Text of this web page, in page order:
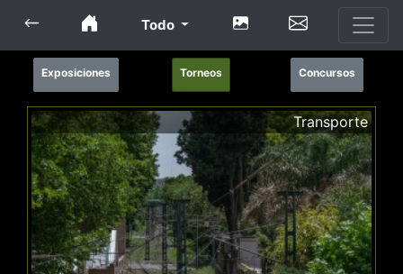
Todo
Exposiciones Torneos Concursos
Transporte